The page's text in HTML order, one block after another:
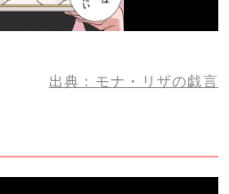
出典：モナ・リザの戯言